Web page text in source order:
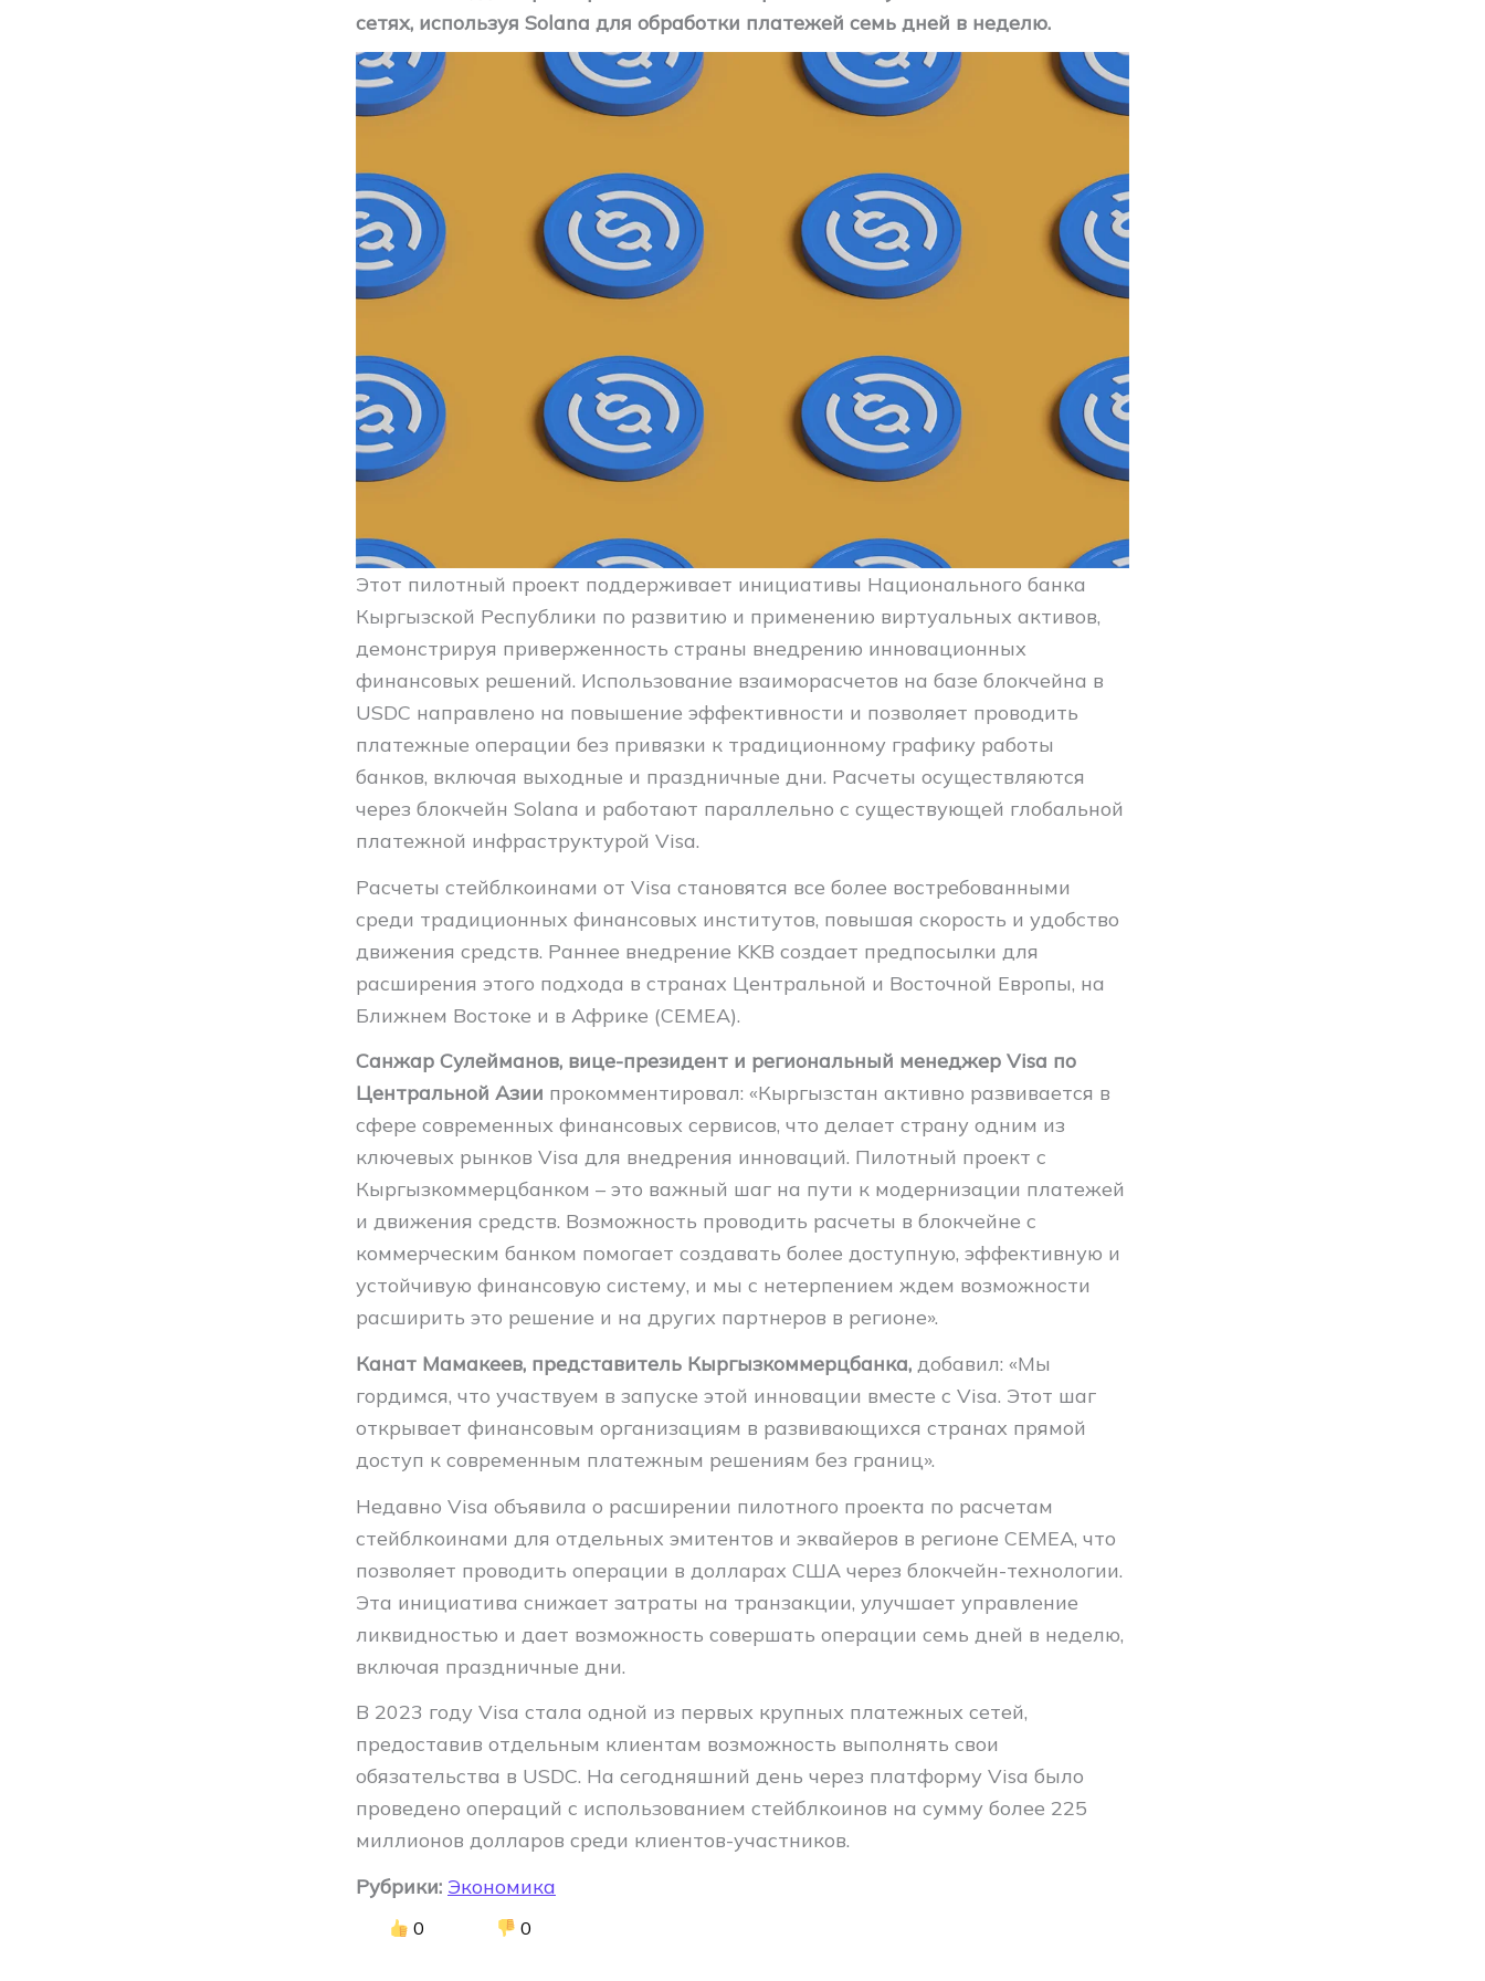
сетях, используя Solana для обработки платежей семь дней в неделю.
Этот пилотный проект поддерживает инициативы Национального банка
Кыргызской Республики по развитию и применению виртуальных активов,
демонстрируя приверженность страны внедрению инновационных
финансовых решений. Использование взаиморасчетов на базе блокчейна в
USDC направлено на повышение эффективности и позволяет проводить
платежные операции без привязки к традиционному графику работы
банков, включая выходные и праздничные дни. Расчеты осуществляются
через блокчейн Solana и работают параллельно с существующей глобальной
платежной инфраструктурой Visa.
Расчеты стейблкоинами от Visa становятся все более востребованными
среди традиционных финансовых институтов, повышая скорость и удобство
движения средств. Раннее внедрение KKB создает предпосылки для
расширения этого подхода в странах Центральной и Восточной Европы, на
Ближнем Востоке и в Африке (CEMEA).
Санжар Сулейманов, вице-президент и региональный менеджер Visa по
Центральной Азии прокомментировал: «Кыргызстан активно развивается в
сфере современных финансовых сервисов, что делает страну одним из
ключевых рынков Visa для внедрения инноваций. Пилотный проект с
Кыргызкоммерцбанком – это важный шаг на пути к модернизации платежей
и движения средств. Возможность проводить расчеты в блокчейне с
коммерческим банком помогает создавать более доступную, эффективную и
устойчивую финансовую систему, и мы с нетерпением ждем возможности
расширить это решение и на других партнеров в регионе».
Канат Мамакеев, представитель Кыргызкоммерцбанка, добавил: «Мы
гордимся, что участвуем в запуске этой инновации вместе с Visa. Этот шаг
открывает финансовым организациям в развивающихся странах прямой
доступ к современным платежным решениям без границ».
Недавно Visa объявила о расширении пилотного проекта по расчетам
стейблкоинами для отдельных эмитентов и эквайеров в регионе CEMEA, что
позволяет проводить операции в долларах США через блокчейн-технологии.
Эта инициатива снижает затраты на транзакции, улучшает управление
ликвидностью и дает возможность совершать операции семь дней в неделю,
включая праздничные дни.
В 2023 году Visa стала одной из первых крупных платежных сетей,
предоставив отдельным клиентам возможность выполнять свои
обязательства в USDC. На сегодняшний день через платформу Visa было
проведено операций с использованием стейблкоинов на сумму более 225
миллионов долларов среди клиентов-участников.
Рубрики: Экономика
0 0